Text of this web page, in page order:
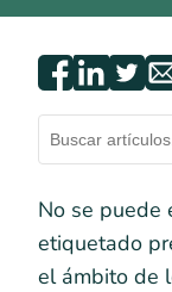
No se puede
etiquetado
el ámbito de